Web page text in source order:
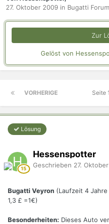
27. Oktober 2009 in Bugatti Forum
Zur
Gelöst von
VORHERIGE Seite
Lösung
Hessenspotter
Geschrieben 27.
Bugatti Veyron (Laufzeit 4
1,3 £ =1€)
Besonderheiten: Dieses Auto